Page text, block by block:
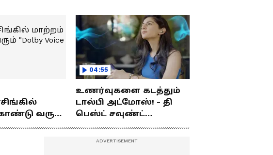
வரும்
for PC"
04:55
உணர்வுகளை கடத்தும்
டால்பி அட்மோஸ்! - தி
பெஸ்ட் சவுண்ட்
எக்ஸ்பீரியன்ஸ்